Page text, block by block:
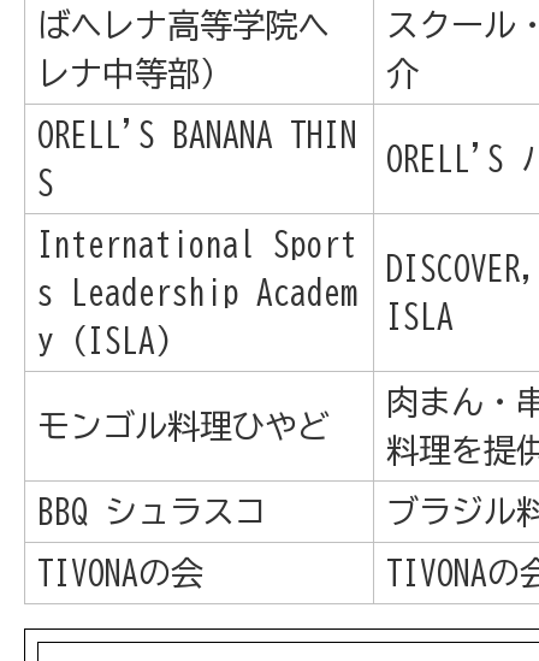
ばヘレナ高等学院ヘ
レナ中等部）
スクール
介
ORELL'S BANANA THIN
S
ORELL'S
International Sport
s Leadership Academ
y (ISLA)
ISLA
モンゴル料理ひやど
肉まん・
料理を提
BBQ シュラスコ
ブラジル
TIVONAの会
TIVONA